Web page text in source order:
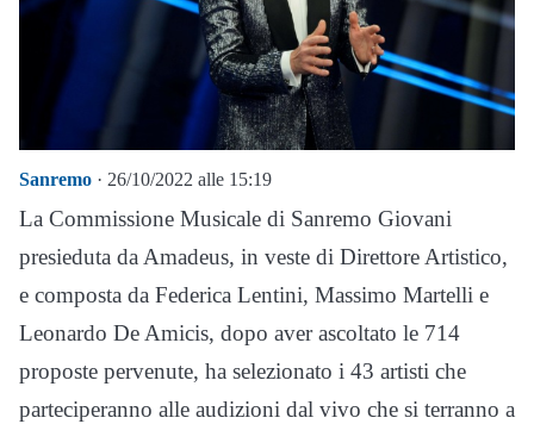
Sanremo · 26/10/2022 alle 15:19
La Commissione Musicale di Sanremo Giovani
presieduta da Amadeus, in veste di Direttore Artistico,
e composta da Federica Lentini, Massimo Martelli e
Leonardo De Amicis, dopo aver ascoltato le 714
proposte pervenute, ha selezionato i 43 artisti che
parteciperanno alle audizioni dal vivo che si terranno a